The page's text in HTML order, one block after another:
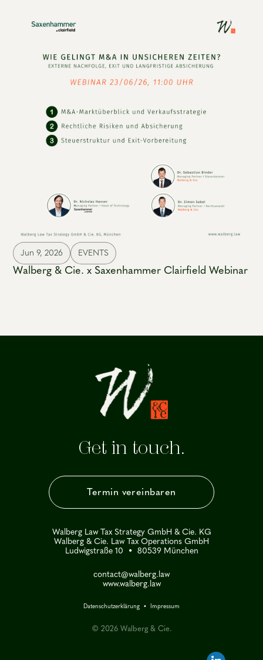
Jun 9, 2026 EVENTS
Walberg & Cie. x Saxenhammer Clairfield Webinar
Get in touch.
Termin vereinbaren
Walberg Law Tax Strategy GmbH & Cie. KG
Walberg & Cie. Law Tax Operations GmbH
Ludwigstraße 10 • 80539 München
contact@walberg.law
www.walberg.law
Datenschutzerklärung • Impressum
© 2026 Walberg & Cie.